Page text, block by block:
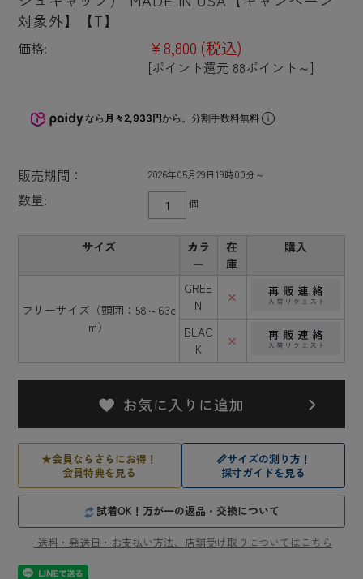
対象外】【T】
価格: ¥8,800 (税込)
[ポイント還元 88ポイント～]
なら 月々2,933円から。分割手数料無料
販売期間： 2026年05月29日19時00分～
数量: 個
サイズ
カラ
ー
在
庫
購入
フリーサイズ（頭囲：58～63c
m）
GREE
N
×
BLAC
K
×
★会員ならさらにお得！
会員特典を見る
📏サイズの測り方！
採寸ガイドを見る
試着OK！万が一の返品・交換について
送料・発送日・お支払い方法、店舗受け取りについてはこちら